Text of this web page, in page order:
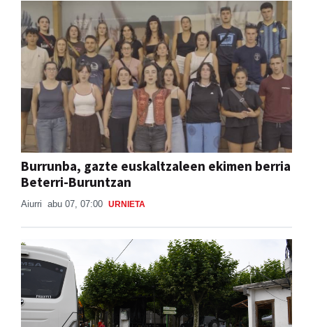
Burrunba, gazte euskaltzaleen ekimen berria
Beterri-Buruntzan
Aiurri abu 07, 07:00 URNIETA